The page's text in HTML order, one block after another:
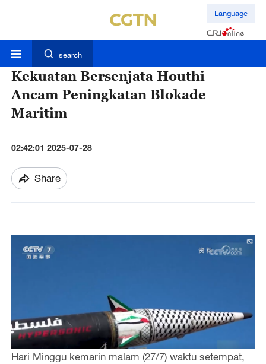
Language
search
Kekuatan Bersenjata Houthi
Ancam Peningkatan Blokade
Maritim
02:42:01 2025-07-28
Share
Hari Minggu kemarin malam (27/7) waktu setempat,